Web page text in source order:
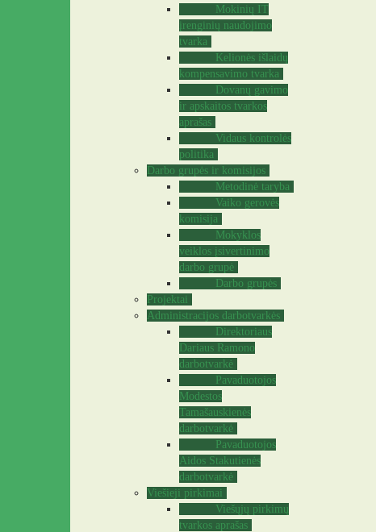
Mokinių IT
įrenginių naudojimo
tvarka
Kelionės išlaidų
kompensavimo tvarka
Dovanų gavimo
ir apskaitos tvarkos
aprašas
Vidaus kontrolės
politika
Darbo grupės ir komisijos
Metodinė taryba
Vaiko gerovės
komisija
Mokyklos
veiklos įsivertinimo
darbo grupė
Darbo grupės
Projektai
Administracijos darbotvarkės
Direktoriaus
Dariaus Ramono
darbotvarkė
Pavaduotojos
Modestos
Tamašauskienės
darbotvarkė
Pavaduotojos
Aidos Stakutienės
darbotvarkė
Viešieji pirkimai
Viešųjų pirkimų
tvarkos aprašas